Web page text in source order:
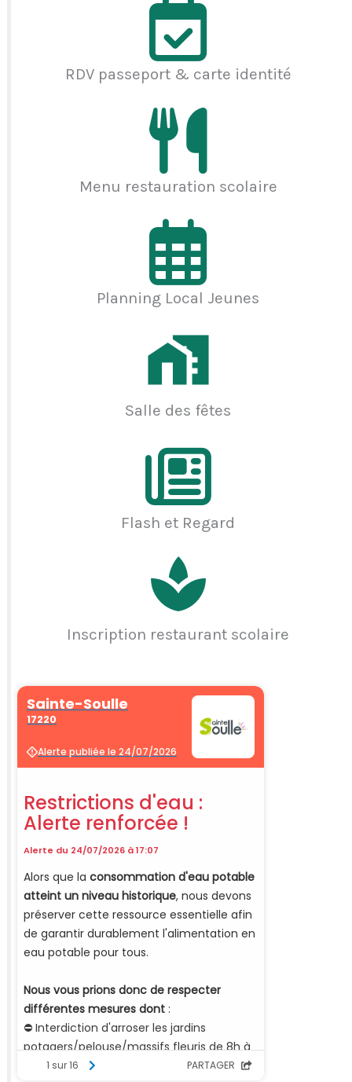
RDV passeport & carte identité
Menu restauration scolaire
Planning Local Jeunes
Salle des fêtes
Flash et Regard
Inscription restaurant scolaire